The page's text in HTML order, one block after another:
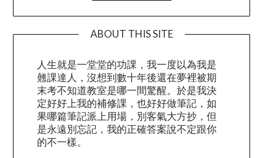
ABOUT THIS SITE
人生就是一堂堂的功課，我一度以為我是
翹課達人，沒想到數十年後還在夢裡被期
末考不知道教室是哪一間驚醒。於是我決
定好好上我的補修課，也好好做筆記，如
果哪篇筆記派上用場，別客氣大方抄，但
是永遠別忘記，我的正確答案說不定跟你
的不一樣。